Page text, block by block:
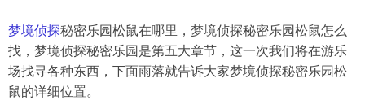
4399手机游戏网
展开
梦境侦探秘密乐园松鼠在哪里，梦境侦探秘密乐园松鼠怎么
找，梦境侦探秘密乐园是第五大章节，这一次我们将在游乐
场找寻各种东西，下面雨落就告诉大家梦境侦探秘密乐园松
鼠的详细位置。